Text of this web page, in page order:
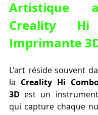
Creality Hi
Imprimante
L'art réside souvent
la Creality Hi
3D est un
qui capture chaque